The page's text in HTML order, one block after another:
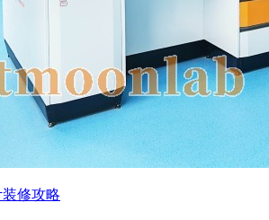
修攻略